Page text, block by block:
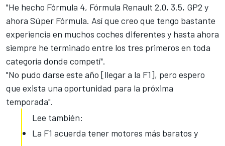
"He hecho Fórmula 4, Fórmula Renault 2.0, 3.5, GP2 y
ahora Súper Fórmula. Así que creo que tengo bastante
experiencia en muchos coches diferentes y hasta ahora
siempre he terminado entre los tres primeros en toda
categoría donde competí".
"No pudo darse este año [llegar a la F1], pero espero
que exista una oportunidad para la próxima
temporada".
Lee también:
La F1 acuerda tener motores más baratos y